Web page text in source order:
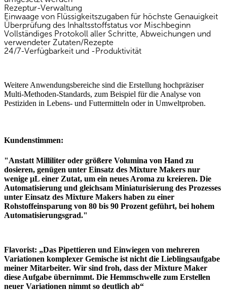
Rezeptur-Verwaltung
Einwaage von Flüssigkeitszugaben für höchste Genauigkeit
Überprüfung des Inhaltsstoffstatus vor Mischbeginn
Vollständiges Protokoll aller Schritte, Abweichungen und
verwendeter Zutaten/Rezepte
24/7-Verfügbarkeit und -Produktivität
Weitere Anwendungsbereiche sind die Erstellung hochpräziser
Multi-Methoden-Standards, zum Beispiel für die Analyse von
Pestiziden in Lebens- und Futtermitteln oder in Umweltproben.
Kundenstimmen:
"Anstatt Milliliter oder größere Volumina von Hand zu
dosieren, genügen unter Einsatz des Mixture Makers nur
wenige µL einer Zutat, um ein neues Aroma zu kreieren. Die
Automatisierung und gleichsam Miniaturisierung des Prozesses
unter Einsatz des Mixture Makers haben zu einer
Rohstoffeinsparung von 80 bis 90 Prozent geführt, bei hohem
Automatisierungsgrad."
Flavorist: „Das Pipettieren und Einwiegen von mehreren
Variationen komplexer Gemische ist nicht die Lieblingsaufgabe
meiner Mitarbeiter. Wir sind froh, dass der Mixture Maker
diese Aufgabe übernimmt. Die Hemmschwelle zum Erstellen
neuer Variationen nimmt so deutlich ab“